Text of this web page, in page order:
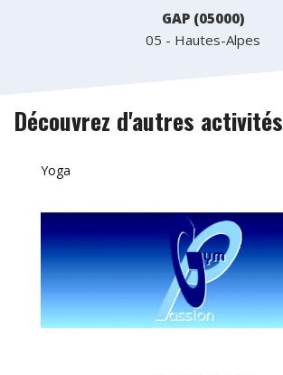
GAP (05000)
05 - Hautes-Alpes
Découvrez d'autres activités
Yoga